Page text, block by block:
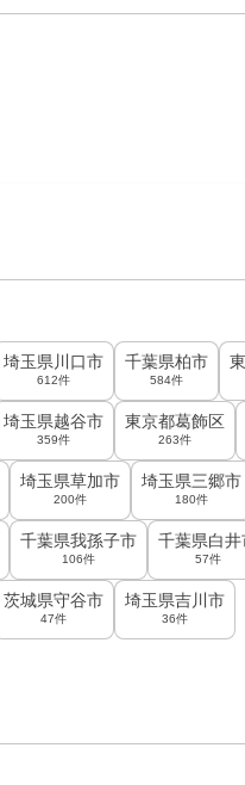
埼玉県川口市
612件
千葉県柏市
584件
埼玉県越谷市
359件
東京都葛飾区
263件
埼玉県草加市
200件
埼玉県三郷市
180件
千葉県我孫子市
106件
千葉県白井
57件
茨城県守谷市
47件
埼玉県吉川市
36件